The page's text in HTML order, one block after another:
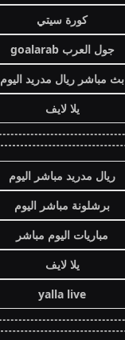
كورة سيتي
جول العرب goalarab
بث مباشر ريال مدريد اليوم
يلا لايف
ريال مدريد مباشر اليوم
برشلونة مباشر اليوم
مباريات اليوم مباشر
يلا لايف
yalla live